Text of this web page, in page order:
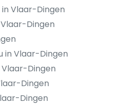
Vlaar-Dingen
Dingen
in Vlaar-Dingen
Dingen
Dingen
Dingen